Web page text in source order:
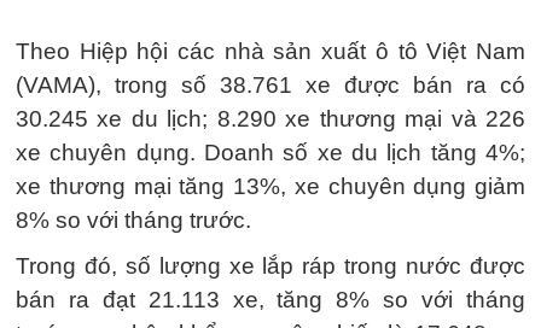
Theo Hiệp hội các nhà sản xuất ô tô Việt Nam
(VAMA), trong số 38.761 xe được bán ra có
30.245 xe du lịch; 8.290 xe thương mại và 226
xe chuyên dụng. Doanh số xe du lịch tăng 4%;
xe thương mại tăng 13%, xe chuyên dụng giảm
8% so với tháng trước.
Trong đó, số lượng xe lắp ráp trong nước được
bán ra đạt 21.113 xe, tăng 8% so với tháng